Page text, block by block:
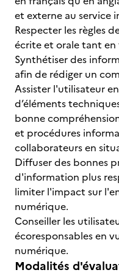
et externe au service
Respecter les règles
écrite et orale tant en
Synthétiser des
afin de rédiger un
Assister l'utilisateur
d’éléments
bonne
et procédures
collaborateurs en
Diffuser des bonnes
d'information plus
limiter l'impact sur
numérique.
Conseiller les
écoresponsables en
numérique.
Modalités